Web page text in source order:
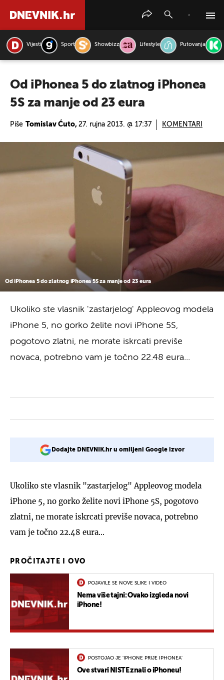
Vijesti Sport Showbizz Lifestyle Putovanja
Od iPhonea 5 do zlatnog iPhonea
5S za manje od 23 eura
Piše Tomislav Ćuto, 27. rujna 2013. @ 17:37 KOMENTARI
Od iPhonea 5 do zlatnog iPhonea 5S za manje od 23 eura
Ukoliko ste vlasnik 'zastarjelog' Appleovog modela
iPhone 5, no gorko želite novi iPhone 5S,
pogotovo zlatni, ne morate iskrcati previše
novaca, potrebno vam je točno 22.48 eura...
Dodajte DNEVNIK.hr u omiljeni Google izvor
Ukoliko ste vlasnik "zastarjelog" Appleovog modela
iPhone 5, no gorko želite novi iPhone 5S, pogotovo
zlatni, ne morate iskrcati previše novaca, potrebno
vam je točno 22.48 eura...
PROČITAJTE I OVO
POJAVILE SE NOVE SLIKE I VIDEO
Nema više tajni: Ovako izgleda novi
iPhone!
POSTOJAO JE 'IPHONE PRIJE IPHONEA'
Ove stvari NISTE znali o iPhoneu!
PRETRAŽITE VIJESTI